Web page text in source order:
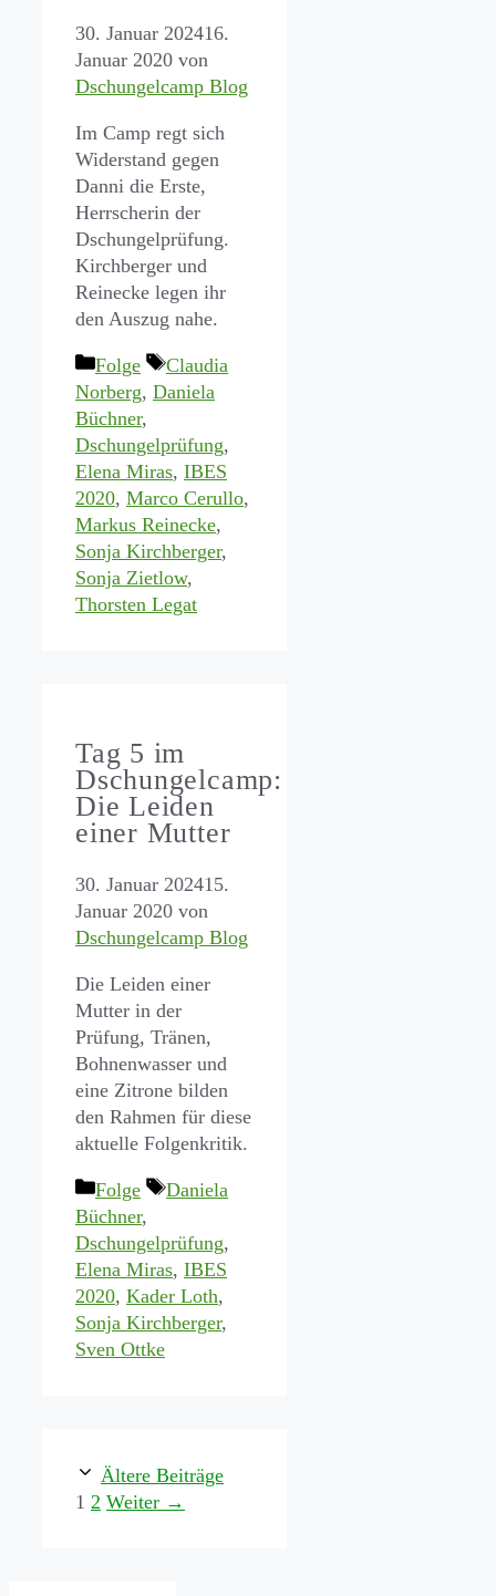
30. Januar 202416.
Januar 2020 von
Dschungelcamp Blog
Im Camp regt sich
Widerstand gegen
Danni die Erste,
Herrscherin der
Dschungelprüfung.
Kirchberger und
Reinecke legen ihr
den Auszug nahe.
Kategorien
Folge Schlagwörter
Claudia
Norberg, Daniela
Büchner,
Dschungelprüfung,
Elena Miras, IBES
2020, Marco Cerullo,
Markus Reinecke,
Sonja Kirchberger,
Sonja Zietlow,
Thorsten Legat
Tag 5 im
Dschungelcamp:
Die Leiden
einer Mutter
30. Januar 202415.
Januar 2020 von
Dschungelcamp Blog
Die Leiden einer
Mutter in der
Prüfung, Tränen,
Bohnenwasser und
eine Zitrone bilden
den Rahmen für diese
aktuelle Folgenkritik.
Kategorien
Folge Schlagwörter
Daniela
Büchner,
Dschungelprüfung,
Elena Miras, IBES
2020, Kader Loth,
Sonja Kirchberger,
Sven Ottke
Ältere Beiträge
Seite
1 Seite
2 Weiter →